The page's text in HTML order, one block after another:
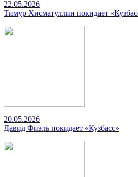
22.05.2026
Тимур Хисматуллин покидает
20.05.2026
Давид Фиэль покидает «Кузбасс»